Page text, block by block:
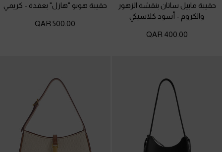
حقيبة مابيل ساتان بنقشة الزهور
والكروم - أسود كلاسيكي
400.00 QAR
حقيبة هوبو "هازل" بعقدة - كريمي
500.00 QAR